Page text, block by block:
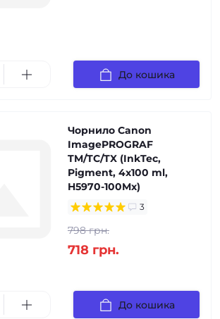
До кошика
Чорнило Canon
ImagePROGRAF
TM/TC/TX (InkTec,
Pigment, 4x100 ml,
H5970-100Mx)
3
798 грн.
718 грн.
До кошика